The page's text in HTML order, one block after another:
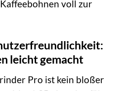
voll zur
leicht gemacht
Pro ist kein bloßer